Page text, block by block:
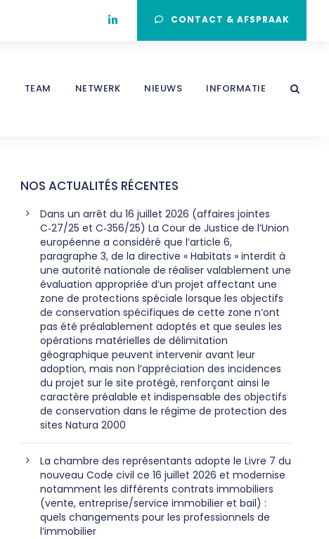
CONTACT & AFSPRAAK
TEAM NETWERK NIEUWS INFORMATIE
NOS ACTUALITÉS RÉCENTES
Dans un arrêt du 16 juillet 2026 (affaires jointes
C‑27/25 et C‑356/25) La Cour de Justice de l’Union
européenne a considéré que l’article 6,
paragraphe 3, de la directive « Habitats » interdit à
une autorité nationale de réaliser valablement une
évaluation appropriée d’un projet affectant une
zone de protections spéciale lorsque les objectifs
de conservation spécifiques de cette zone n’ont
pas été préalablement adoptés et que seules les
opérations matérielles de délimitation
géographique peuvent intervenir avant leur
adoption, mais non l’appréciation des incidences
du projet sur le site protégé, renforçant ainsi le
caractère préalable et indispensable des objectifs
de conservation dans le régime de protection des
sites Natura 2000
La chambre des représentants adopte le Livre 7 du
nouveau Code civil ce 16 juillet 2026 et modernise
notamment les différents contrats immobiliers
(vente, entreprise/service immobilier et bail) :
quels changements pour les professionnels de
l’immobilier